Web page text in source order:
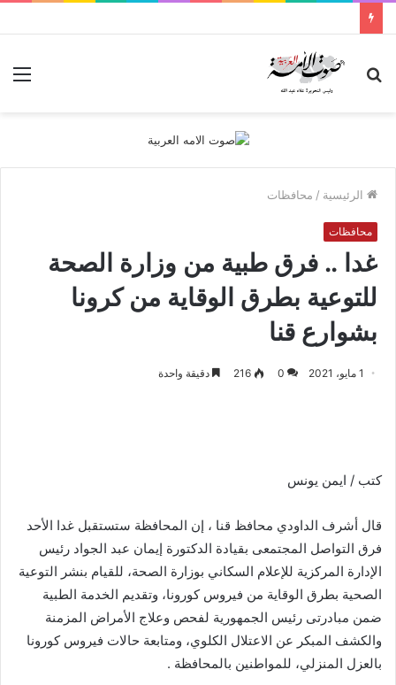
بحث
الرئيسية / محافظات
محافظات
غدا .. فرق طبية من وزارة الصحة
للتوعية بطرق الوقاية من كرونا
بشوارع قنا
1 مايو، 2021 0
216 دقيقة واحدة
كتب / ايمن يونس
قال أشرف الداودي محافظ قنا ، إن المحافظة ستستقبل غدا الأحد
فرق التواصل المجتمعى بقيادة الدكتورة إيمان عبد الجواد رئيس
الإدارة المركزية للإعلام السكاني بوزارة الصحة، للقيام بنشر التوعية
الصحية بطرق الوقاية من فيروس كورونا، وتقديم الخدمة الطبية
ضمن مبادرتى رئيس الجمهورية لفحص وعلاج الأمراض المزمنة
والكشف المبكر عن الاعتلال الكلوي، ومتابعة حالات فيروس كورونا
بالعزل المنزلي، للمواطنين بالمحافظة .